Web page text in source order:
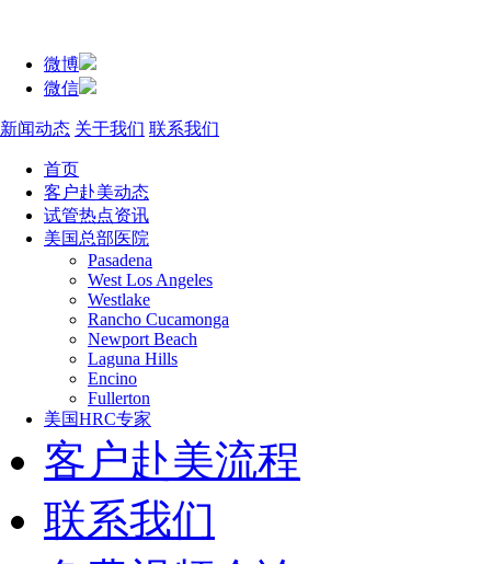
微博
微信
新闻动态 关于我们 联系我们
首页
客户赴美动态
试管热点资讯
美国总部医院
Pasadena
West Los Angeles
Westlake
Rancho Cucamonga
Newport Beach
Laguna Hills
Encino
Fullerton
美国HRC专家
客户赴美流程
联系我们